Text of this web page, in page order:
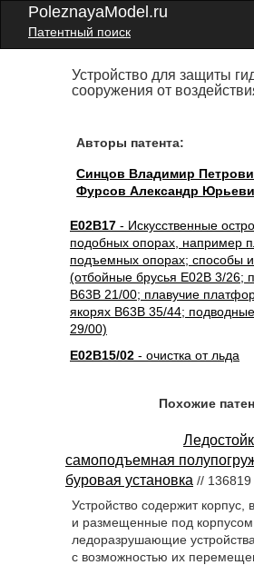
PoleznayaModel.ru
Патентный поиск
Устройство для защиты
сооружения от
Авторы патента:
Синцов Владимир
Фурсов Александр
E02B17 - Искусственные
подобных опорах, например
подъемных опорах; способы
(отбойные брусья E02B 3/26;
B63B 21/00; плавучие
якорях B63B 35/44;
29/00)
E02B15/02 - очистка от льда
Похожие
самоподъемная
буровая установка // 136819
Устройство содержит
и размещенные под корпусом
ледоразрушающие
с возможностью их